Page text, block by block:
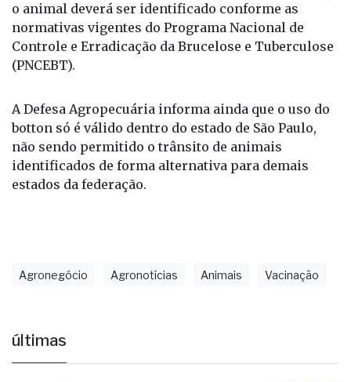
o animal deverá ser identificado conforme as
normativas vigentes do Programa Nacional de
Controle e Erradicação da Brucelose e Tuberculose
(PNCEBT).
A Defesa Agropecuária informa ainda que o uso do
botton só é válido dentro do estado de São Paulo,
não sendo permitido o trânsito de animais
identificados de forma alternativa para demais
estados da federação.
Agronegócio Agronotícias Animais Vacinação
últimas